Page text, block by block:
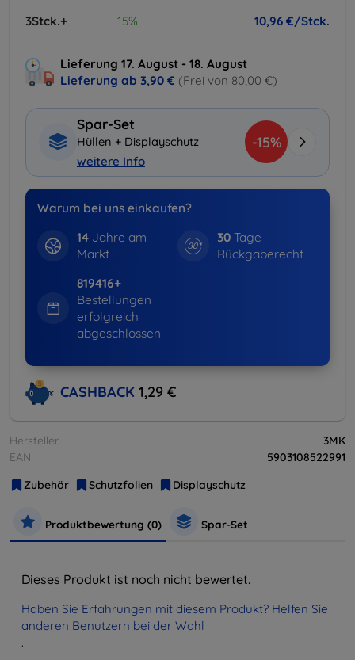
3Stck.+ 15% 10,96 €/Stck.
Lieferung 17. August - 18. August
Lieferung ab 3,90 € (Frei von 80,00 €)
Spar-Set
Hüllen + Displayschutz
weitere Info
-15%
Warum bei uns einkaufen?
14Jahre am
Markt
30 Tage
Rückgaberecht
819416+
Bestellungen
erfolgreich
abgeschlossen
CASHBACK 1,29 €
Hersteller
3MK
EAN
5903108522991
Zubehör
Schutzfolien Displayschutz
Produktbewertung (0) Spar-Set
Dieses Produkt ist noch nicht bewertet.
Haben Sie Erfahrungen mit diesem Produkt? Helfen Sie
anderen Benutzern bei der Wahl
.